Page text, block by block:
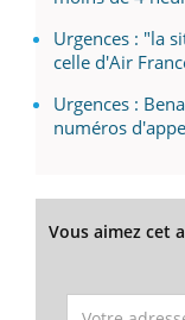
Urgences : "la
celle d'Air
Urgences :
numéros
Vous aimez cet